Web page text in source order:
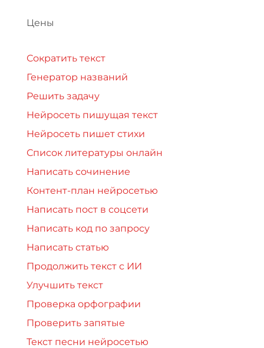
Цены
Сократить текст
Генератор названий
Решить задачу
Нейросеть пишущая текст
Нейросеть пишет стихи
Список литературы онлайн
Написать сочинение
Контент-план нейросетью
Написать пост в соцсети
Написать код по запросу
Написать статью
Продолжить текст с ИИ
Улучшить текст
Проверка орфографии
Проверить запятые
Текст песни нейросетью